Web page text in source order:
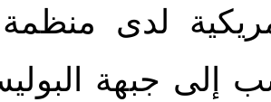
لدى
إلى جبهة